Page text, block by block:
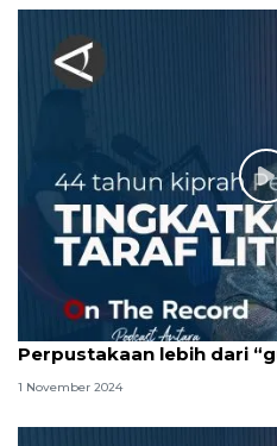
Perpustakaan lebih dari
1 November 2024